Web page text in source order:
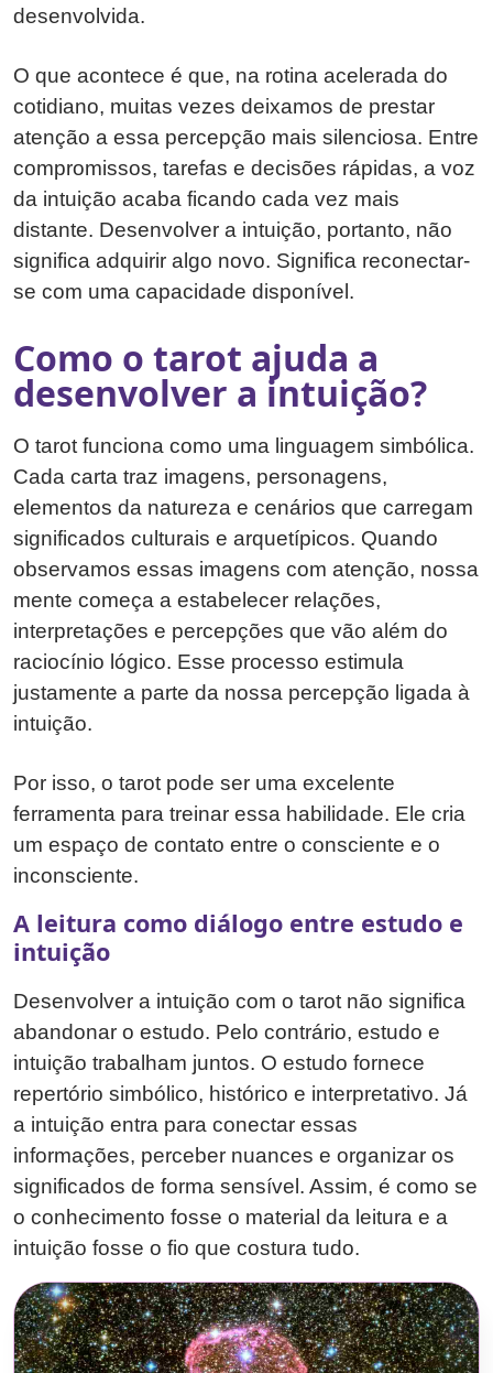
desenvolvida.
O que acontece é que, na rotina acelerada do
cotidiano, muitas vezes deixamos de prestar
atenção a essa percepção mais silenciosa. Entre
compromissos, tarefas e decisões rápidas, a voz
da intuição acaba ficando cada vez mais
distante. Desenvolver a intuição, portanto, não
significa adquirir algo novo. Significa reconectar-
se com uma capacidade disponível.
Como o tarot ajuda a
desenvolver a intuição?
O tarot funciona como uma linguagem simbólica.
Cada carta traz imagens, personagens,
elementos da natureza e cenários que carregam
significados culturais e arquetípicos. Quando
observamos essas imagens com atenção, nossa
mente começa a estabelecer relações,
interpretações e percepções que vão além do
raciocínio lógico. Esse processo estimula
justamente a parte da nossa percepção ligada à
intuição.
Por isso, o tarot pode ser uma excelente
ferramenta para treinar essa habilidade. Ele cria
um espaço de contato entre o consciente e o
inconsciente.
A leitura como diálogo entre estudo e
intuição
Desenvolver a intuição com o tarot não significa
abandonar o estudo. Pelo contrário, estudo e
intuição trabalham juntos. O estudo fornece
repertório simbólico, histórico e interpretativo. Já
a intuição entra para conectar essas
informações, perceber nuances e organizar os
significados de forma sensível. Assim, é como se
o conhecimento fosse o material da leitura e a
intuição fosse o fio que costura tudo.